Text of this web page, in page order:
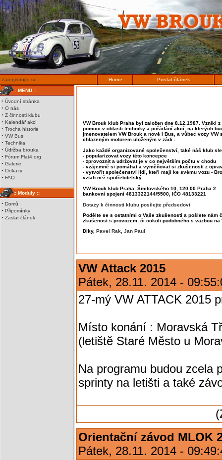
Zaregistrujte se Home
Poslat článek
:: MENU ::
· Úvodní stránka
· O nás
· Z činnosti klubu
· Kalendář akcí
· Trocha historie
· VW Bus
· Technika
· Údržba brouka
· Fórum Flat4.org
· Galerie
· Odkazy
· FAQ
:: Moduly ::
· Domů
· Připomínky
· Zaslat článek
VW Brouk klub Praha byl založen dne 8.12.1987. Vznikl
pomoci v oblasti techniky a pořádání akcí, na kterých
jmenovatelem VW Brouk a nově i Bus, a vůbec vozy VW
chlazeným motorem uloženým v zádi .
Jako každé organizované společenství, také náš klub
- popularizovat vozy této koncepce
- zprovoznit a udržovat je v co největším počtu v chodu
- vzájemně si pomáhat a vyměňovat si zkušenosti z
- vytvořit společenství lidí, kteří mají ke svému vozu -
vztah než spotřebitelský
VW Brouk klub Praha, Šmilovského 10, 120 00 Praha 2
bankovní spojení 4813322144/5500, IČO 48133221
Dotazy k činnosti klubu posílejte předsedovi
Podělte se s ostatními o Vaše zkušenosti a pošlete nám
zkušenost s provozem, či cokoli podobného s vazbou na
Díky, Pavel Rak, Jan Paul
VW Attack 2015
Pátek, 28.11. 2014 -
27-mý VW ATTACK 2015
Místo konání : Moravská
(letiště Staré Město u
Na programu budou zcela
sprinty na letišti a také
(
Orientační závod MLOK
Pátek, 28.11. 2014 -